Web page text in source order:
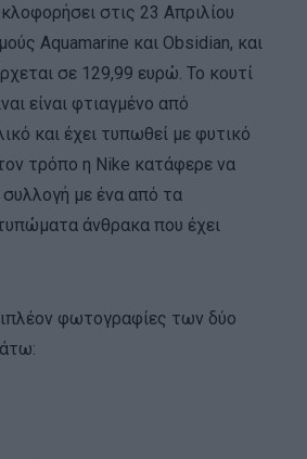
στις 23 Απριλίου
Aquamarine και Obsidian, και
σε 129,99 ευρώ. Το κουτί
είναι φτιαγμένο από
και έχει τυπωθεί με φυτικό
τρόπο η Nike κατάφερε να
συλλογή με ένα από τα
άνθρακα που έχει
φωτογραφίες των δύο